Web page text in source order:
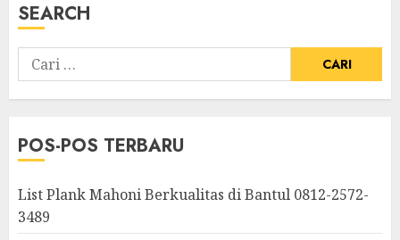
SEARCH
POS-POS TERBARU
List Plank Mahoni Berkualitas di Bantul 0812-2572-
3489